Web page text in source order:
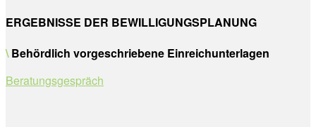
ERGEBNISSE DER BEWILLIGUNGSPLANUNG
\Behördlich vorgeschriebene Einreichunterlagen
Beratungsgespräch